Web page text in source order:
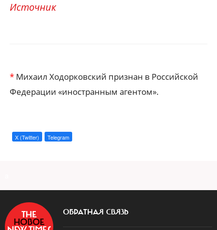
Источник
* Михаил Ходорковский признан в Российской
Федерации «иностранным агентом».
X (Twitter) Telegram
ОБРАТНАЯ СВЯЗЬ